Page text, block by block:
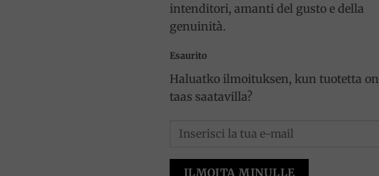
intenditori, amanti del gusto e della
genuinità.
Esaurito
Haluatko ilmoituksen, kun tuotetta on
taas saatavilla?
ILMOITA MINULLE